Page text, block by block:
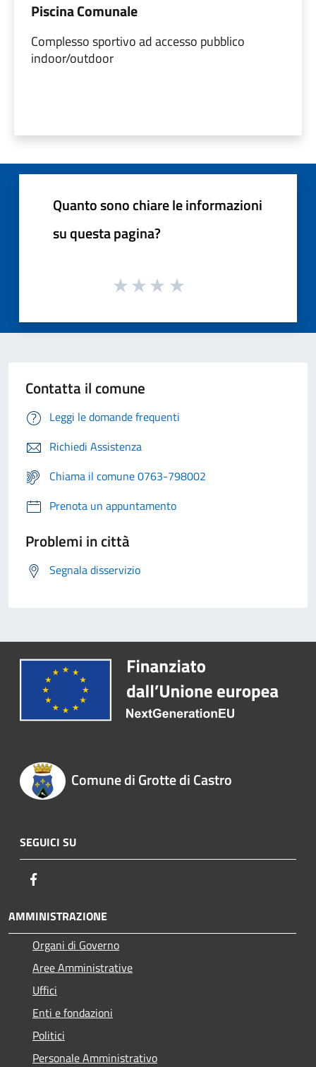
Piscina Comunale
Complesso sportivo ad accesso pubblico
indoor/outdoor
Quanto sono chiare le informazioni
su questa pagina?
Contatta il comune
Leggi le domande frequenti
Richiedi Assistenza
Chiama il comune 0763-798002
Prenota un appuntamento
Problemi in città
Segnala disservizio
Comune di Grotte di Castro
SEGUICI SU
AMMINISTRAZIONE
Organi di Governo
Aree Amministrative
Uffici
Enti e fondazioni
Politici
Personale Amministrativo